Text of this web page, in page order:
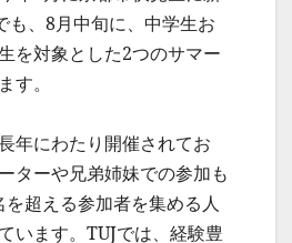
も、8月中旬に、中学生お
を対象とした2つのサマー
す。
年にわたり開催されてお
ターや兄弟姉妹での参加も
超える参加者を集める人
います。TUJでは、経験豊